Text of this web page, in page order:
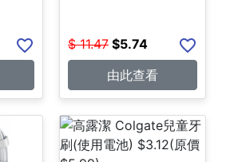
$ 11.47 $5.74
由此查看